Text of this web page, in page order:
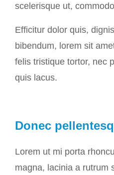
scelerisque ut,
Efficitur dolor quis,
bibendum, lorem sit
felis tristique tortor, nec
quis lacus.
Donec
Lorem ut mi porta
magna, lacinia a rutrum